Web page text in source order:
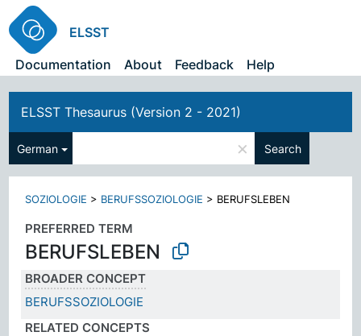
ELSST
Documentation
About Feedback Help
ELSST Thesaurus (Version 2 - 2021)
German × Search
SOZIOLOGIE > BERUFSSOZIOLOGIE > BERUFSLEBEN
PREFERRED TERM
BERUFSLEBEN
BROADER CONCEPT
BERUFSSOZIOLOGIE
RELATED CONCEPTS